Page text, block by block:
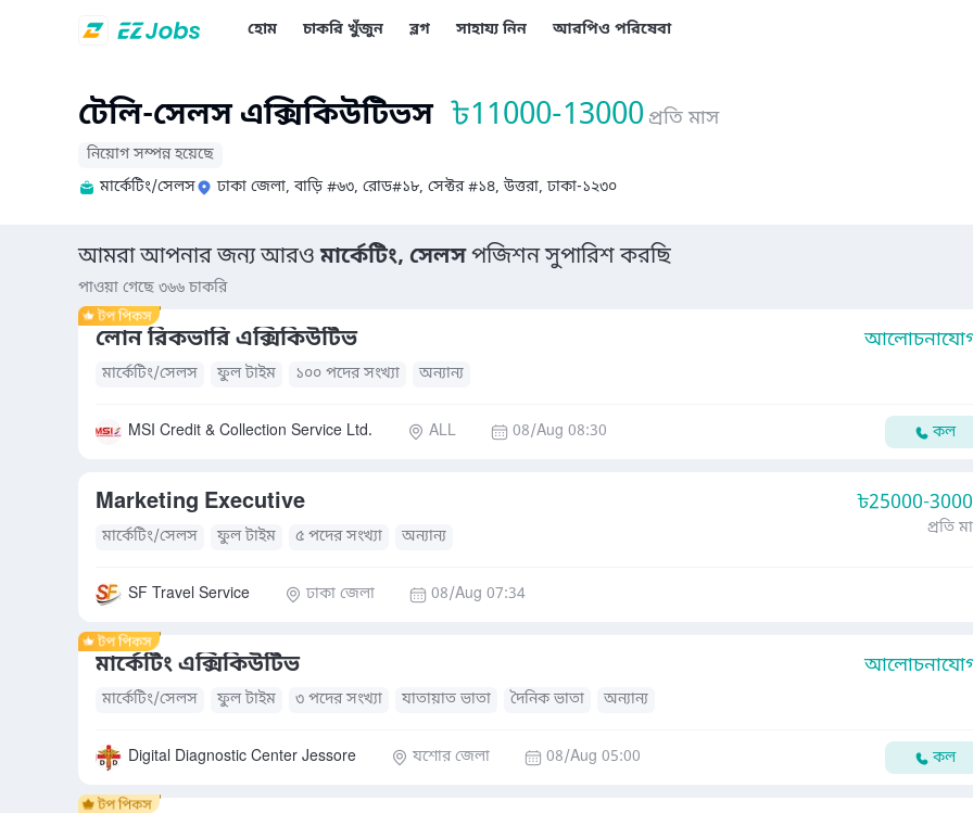
হোম চাকরি খুঁজুন ব্লগ সাহায্য নিন আরপিও পরিষেবা
টেলি-সেলস এক্সিকিউটিভস ৳11000-13000 প্রতি মাস
নিয়োগ সম্পন্ন হয়েছে
মার্কেটিং/সেলস
ঢাকা জেলা, বাড়ি #৬৩, রোড#১৮, সেক্টর #১৪, উত্তরা, ঢাকা-১২৩০
আমরা আপনার জন্য আরওমার্কেটিং, সেলসপজিশন সুপারিশ করছি
পাওয়া গেছে ৩৬৬ চাকরি
লোন রিকভারি এক্সিকিউটিভ
মার্কেটিং/সেলস ফুল টাইম ১০০ পদের সংখ্যা অন্যান্য
MSI Credit & Collection Service Ltd. ALL 08/Aug 08:30 কল
Marketing Executive ৳25000-
মার্কেটিং/সেলস ফুল টাইম ৫ পদের সংখ্যা অন্যান্য প্রতি
SF Travel Service ঢাকা জেলা 08/Aug 07:34
মার্কেটিং এক্সিকিউটিভ
মার্কেটিং/সেলস ফুল টাইম ৩ পদের সংখ্যা যাতায়াত ভাতা দৈনিক ভাতা অন্যান্য
Digital Diagnostic Center Jessore যশোর জেলা 08/Aug 05:00 কল